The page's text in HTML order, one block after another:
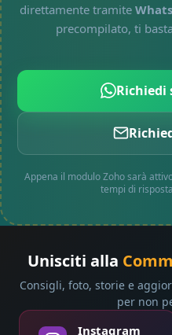
direttamente tramite
precompilato, ti
Richiedi
Appena il modulo Zoho sarà
tempi di
Unisciti alla
Consigli, foto, storie e
per non
Instagram